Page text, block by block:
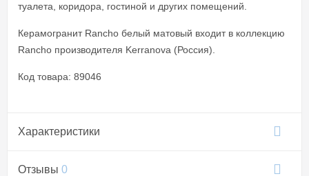
туалета, коридора, гостиной и других помещений.
Керамогранит Rancho белый матовый входит в коллекцию
Rancho производителя Kerranova (Россия).
Код товара: 89046
Характеристики
Отзывы 0